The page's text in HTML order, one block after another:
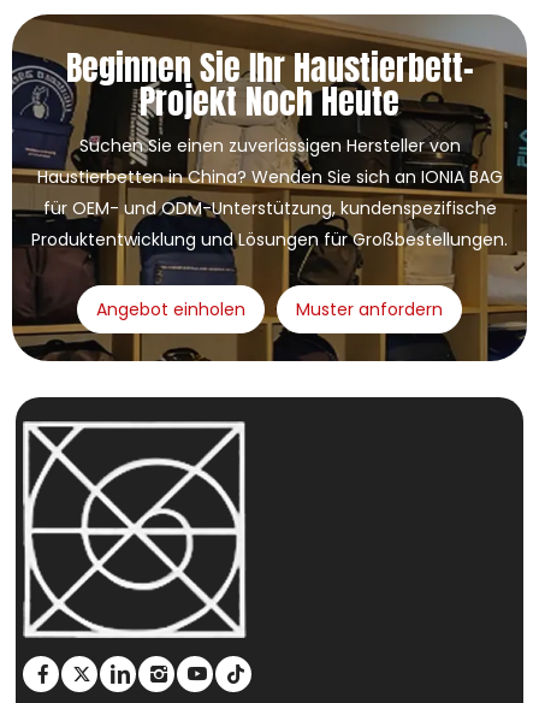
Beginnen Sie Ihr Haustierbett-
Projekt Noch Heute
Suchen Sie einen zuverlässigen Hersteller von
Haustierbetten in China? Wenden Sie sich an IONIA BAG
für OEM- und ODM-Unterstützung, kundenspezifische
Produktentwicklung und Lösungen für Großbestellungen.
Angebot einholen Muster anfordern